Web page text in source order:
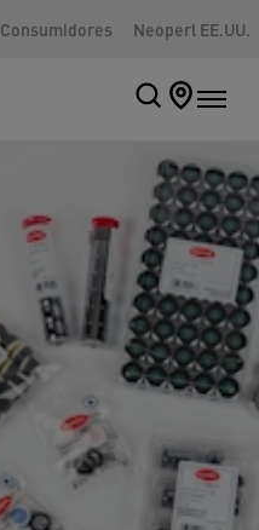
Consumidores Neoperl EE.UU.